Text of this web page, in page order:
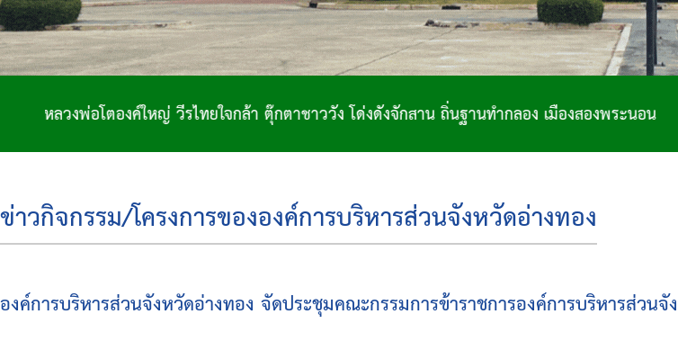
ใจกล้า ตุ๊กตาชาววัง โด่งดังจักสาน ถิ่นฐานทำกลอง เมืองสองพระนอน
ข่าวกิจกรรม/โครงการขององค์การบริหารส่วนจังหวัดอ่างทอง
องค์การบริหารส่วนจังหวัดอ่างทอง จัดประชุมคณะกรรมการข้าราชการองค์การบริหารส่ว